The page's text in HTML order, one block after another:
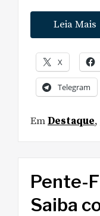
Leia Mais
X
Telegram
EmDestaque,
Pente-
Saiba